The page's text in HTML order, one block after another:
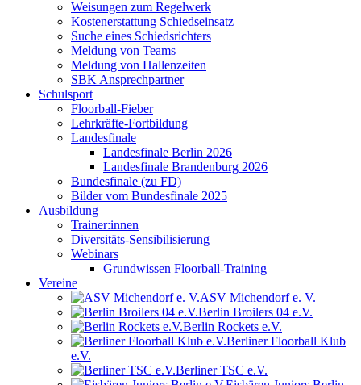
Weisungen zum Regelwerk
Kostenerstattung Schiedseinsatz
Suche eines Schiedsrichters
Meldung von Teams
Meldung von Hallenzeiten
SBK Ansprechpartner
Schulsport
Floorball-Fieber
Lehrkräfte-Fortbildung
Landesfinale
Landesfinale Berlin 2026
Landesfinale Brandenburg 2026
Bundesfinale (zu FD)
Bilder vom Bundesfinale 2025
Ausbildung
Trainer:innen
Diversitäts-Sensibilisierung
Webinars
Grundwissen Floorball-Training
Vereine
ASV Michendorf e. V.
Berlin Broilers 04 e.V.
Berlin Rockets e.V.
Berliner Floorball Klub
e.V.
Berliner TSC e.V.